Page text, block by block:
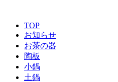
TOP
お知らせ
お茶の器
陶板
小鍋
土鍋